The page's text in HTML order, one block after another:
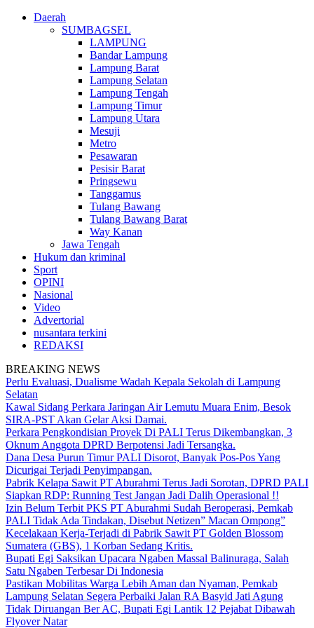
Daerah
SUMBAGSEL
LAMPUNG
Bandar Lampung
Lampung Barat
Lampung Selatan
Lampung Tengah
Lampung Timur
Lampung Utara
Mesuji
Metro
Pesawaran
Pesisir Barat
Pringsewu
Tanggamus
Tulang Bawang
Tulang Bawang Barat
Way Kanan
Jawa Tengah
Hukum dan kriminal
Sport
OPINI
Nasional
Video
Advertorial
nusantara terkini
REDAKSI
BREAKING NEWS
Perlu Evaluasi, Dualisme Wadah Kepala Sekolah di Lampung
Selatan
Kawal Sidang Perkara Jaringan Air Lemutu Muara Enim, Besok
SIRA-PST Akan Gelar Aksi Damai.
Perkara Pengkondisian Proyek Di PALI Terus Dikembangkan, 3
Oknum Anggota DPRD Berpotensi Jadi Tersangka.
Dana Desa Purun Timur PALI Disorot, Banyak Pos-Pos Yang
Dicurigai Terjadi Penyimpangan.
Pabrik Kelapa Sawit PT Aburahmi Terus Jadi Sorotan, DPRD PALI
Siapkan RDP: Running Test Jangan Jadi Dalih Operasional !!
Izin Belum Terbit PKS PT Aburahmi Sudah Beroperasi, Pemkab
PALI Tidak Ada Tindakan, Disebut Netizen” Macan Ompong”
Kecelakaan Kerja-Terjadi di Pabrik Sawit PT Golden Blossom
Sumatera (GBS), 1 Korban Sedang Kritis.
Bupati Egi Saksikan Upacara Ngaben Massal Balinuraga, Salah
Satu Ngaben Terbesar Di Indonesia
Pastikan Mobilitas Warga Lebih Aman dan Nyaman, Pemkab
Lampung Selatan Segera Perbaiki Jalan RA Basyid Jati Agung
Tidak Diruangan Ber AC, Bupati Egi Lantik 12 Pejabat Dibawah
Flyover Natar